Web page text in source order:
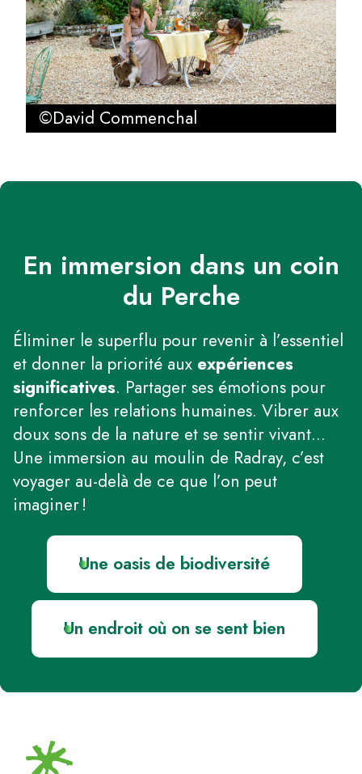
©David Commenchal
En immersion dans un coin
du Perche
Éliminer le superflu pour revenir à l’essentiel
et donner la priorité aux expériences
significatives. Partager ses émotions pour
renforcer les relations humaines. Vibrer aux
doux sons de la nature et se sentir vivant…
Une immersion au moulin de Radray, c’est
voyager au-delà de ce que l’on peut
imaginer !
Une oasis de biodiversité
Un endroit où on se sent bien